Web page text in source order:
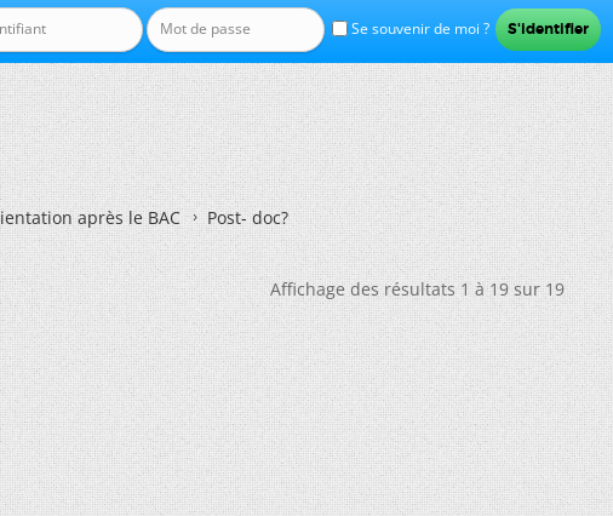
Se souvenir de moi ?
après le BAC Post- doc?
Affichage des résultats 1 à 19 sur 19